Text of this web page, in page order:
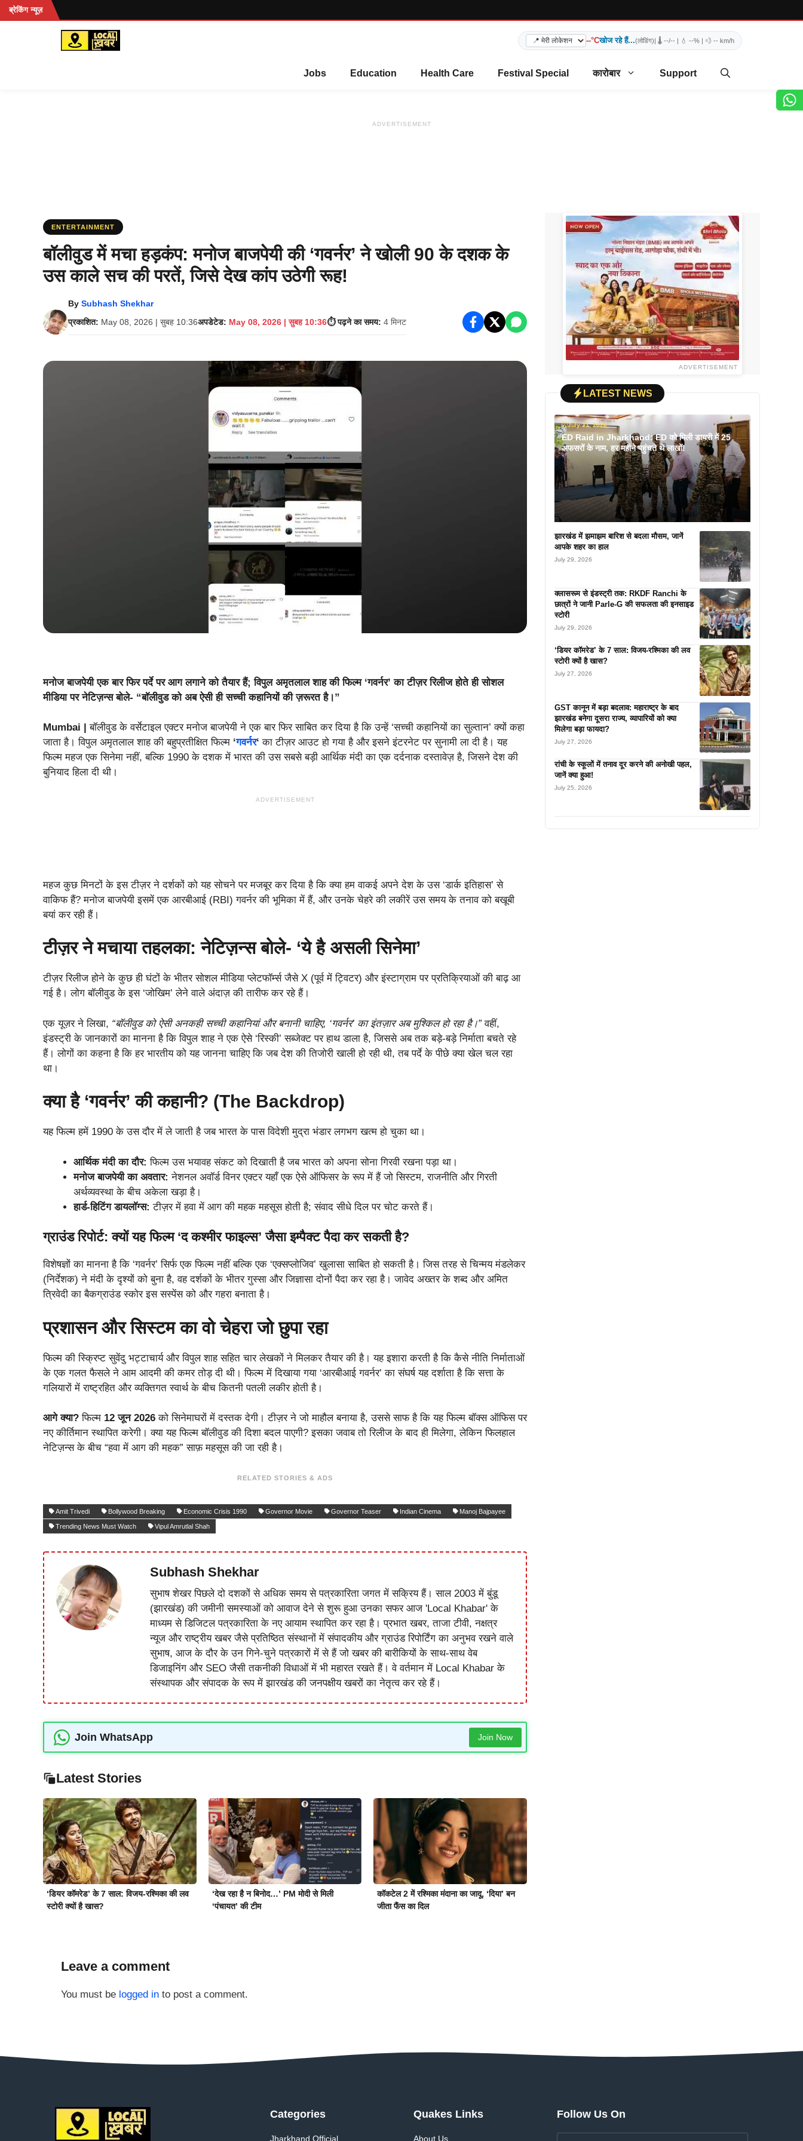
Skip
to
ब्रेकिंग न्यूज़
--°Cखोज रहे हैं...(लोडिंग)| 🌡️ --/-- | 💧 --% | 💨 -- km/h
Jobs Education Health Care Festival Special कारोबार Support
ADVERTISEMENT
ENTERTAINMENT
बॉलीवुड में मचा हड़कंप: मनोज बाजपेयी की ‘गवर्नर’ ने खोली 90 के दशक के
उस काले सच की परतें, जिसे देख कांप उठेगी रूह!
By Subhash Shekhar
प्रकाशित: May 08, 2026 | सुबह 10:36अपडेटेड: May 08, 2026 | सुबह 10:36⏱️ पढ़ने का समय: 4 मिनट
मनोज बाजपेयी एक बार फिर पर्दे पर आग लगाने को तैयार हैं; विपुल अमृतलाल शाह की फिल्म ‘गवर्नर’ का टीज़र रिलीज होते ही सोशल
मीडिया पर नेटिज़न्स बोले- “बॉलीवुड को अब ऐसी ही सच्ची कहानियों की ज़रूरत है।”
Mumbai |बॉलीवुड के वर्सेटाइल एक्टर मनोज बाजपेयी ने एक बार फिर साबित कर दिया है कि उन्हें ‘सच्ची कहानियों का सुल्तान’ क्यों कहा
जाता है। विपुल अमृतलाल शाह की बहुप्रतीक्षित फिल्म ‘गवर्नर‘ का टीज़र आउट हो गया है और इसने इंटरनेट पर सुनामी ला दी है। यह
फिल्म महज एक सिनेमा नहीं, बल्कि 1990 के दशक में भारत की उस सबसे बड़ी आर्थिक मंदी का एक दर्दनाक दस्तावेज़ है, जिसने देश की
बुनियाद हिला दी थी।
ADVERTISEMENT
महज कुछ मिनटों के इस टीज़र ने दर्शकों को यह सोचने पर मजबूर कर दिया है कि क्या हम वाकई अपने देश के उस ‘डार्क इतिहास’ से
वाकिफ हैं? मनोज बाजपेयी इसमें एक आरबीआई (RBI) गवर्नर की भूमिका में हैं, और उनके चेहरे की लकीरें उस समय के तनाव को बखूबी
बयां कर रही हैं।
टीज़र ने मचाया तहलका: नेटिज़न्स बोले- ‘ये है असली सिनेमा’
टीज़र रिलीज होने के कुछ ही घंटों के भीतर सोशल मीडिया प्लेटफॉर्म्स जैसे X (पूर्व में ट्विटर) और इंस्टाग्राम पर प्रतिक्रियाओं की बाढ़ आ
गई है। लोग बॉलीवुड के इस ‘जोखिम’ लेने वाले अंदाज़ की तारीफ कर रहे हैं।
एक यूज़र ने लिखा, “बॉलीवुड को ऐसी अनकही सच्ची कहानियां और बनानी चाहिए, ‘गवर्नर’ का इंतज़ार अब मुश्किल हो रहा है।”वहीं,
इंडस्ट्री के जानकारों का मानना है कि विपुल शाह ने एक ऐसे ‘रिस्की’ सब्जेक्ट पर हाथ डाला है, जिससे अब तक बड़े-बड़े निर्माता बचते रहे
हैं। लोगों का कहना है कि हर भारतीय को यह जानना चाहिए कि जब देश की तिजोरी खाली हो रही थी, तब पर्दे के पीछे क्या खेल चल रहा
था।
क्या है ‘गवर्नर’ की कहानी? (The Backdrop)
यह फिल्म हमें 1990 के उस दौर में ले जाती है जब भारत के पास विदेशी मुद्रा भंडार लगभग खत्म हो चुका था।
आर्थिक मंदी का दौर: फिल्म उस भयावह संकट को दिखाती है जब भारत को अपना सोना गिरवी रखना पड़ा था।
मनोज बाजपेयी का अवतार: नेशनल अवॉर्ड विनर एक्टर यहाँ एक ऐसे ऑफिसर के रूप में हैं जो सिस्टम, राजनीति और गिरती
अर्थव्यवस्था के बीच अकेला खड़ा है।
हार्ड-हिटिंग डायलॉग्स: टीज़र में हवा में आग की महक महसूस होती है; संवाद सीधे दिल पर चोट करते हैं।
ग्राउंड रिपोर्ट: क्यों यह फिल्म ‘द कश्मीर फाइल्स’ जैसा इम्पैक्ट पैदा कर सकती है?
विशेषज्ञों का मानना है कि ‘गवर्नर’ सिर्फ एक फिल्म नहीं बल्कि एक ‘एक्सप्लोजिव’ खुलासा साबित हो सकती है। जिस तरह से चिन्मय मंडलेकर
(निर्देशक) ने मंदी के दृश्यों को बुना है, वह दर्शकों के भीतर गुस्सा और जिज्ञासा दोनों पैदा कर रहा है। जावेद अख्तर के शब्द और अमित
त्रिवेदी का बैकग्राउंड स्कोर इस सस्पेंस को और गहरा बनाता है।
प्रशासन और सिस्टम का वो चेहरा जो छुपा रहा
फिल्म की स्क्रिप्ट सुवेंदु भट्टाचार्य और विपुल शाह सहित चार लेखकों ने मिलकर तैयार की है। यह इशारा करती है कि कैसे नीति निर्माताओं
के एक गलत फैसले ने आम आदमी की कमर तोड़ दी थी। फिल्म में दिखाया गया ‘आरबीआई गवर्नर’ का संघर्ष यह दर्शाता है कि सत्ता के
गलियारों में राष्ट्रहित और व्यक्तिगत स्वार्थ के बीच कितनी पतली लकीर होती है।
आगे क्या? फिल्म 12 जून 2026 को सिनेमाघरों में दस्तक देगी। टीज़र ने जो माहौल बनाया है, उससे साफ है कि यह फिल्म बॉक्स ऑफिस पर
नए कीर्तिमान स्थापित करेगी। क्या यह फिल्म बॉलीवुड की दिशा बदल पाएगी? इसका जवाब तो रिलीज के बाद ही मिलेगा, लेकिन फिलहाल
नेटिज़न्स के बीच “हवा में आग की महक” साफ़ महसूस की जा रही है।
RELATED STORIES & ADS
Amit Trivedi Bollywood Breaking Economic Crisis 1990 Governor Movie Governor Teaser Indian Cinema Manoj Bajpayee
Trending News Must Watch Vipul Amrutlal Shah
Subhash Shekhar
सुभाष शेखर पिछले दो दशकों से अधिक समय से पत्रकारिता जगत में सक्रिय हैं। साल 2003 में बुंडू
(झारखंड) की जमीनी समस्याओं को आवाज देने से शुरू हुआ उनका सफर आज 'Local Khabar' के
माध्यम से डिजिटल पत्रकारिता के नए आयाम स्थापित कर रहा है। प्रभात खबर, ताजा टीवी, नक्षत्र
न्यूज और राष्ट्रीय खबर जैसे प्रतिष्ठित संस्थानों में संपादकीय और ग्राउंड रिपोर्टिंग का अनुभव रखने वाले
सुभाष, आज के दौर के उन गिने-चुने पत्रकारों में से हैं जो खबर की बारीकियों के साथ-साथ वेब
डिजाइनिंग और SEO जैसी तकनीकी विधाओं में भी महारत रखते हैं। वे वर्तमान में Local Khabar के
संस्थापक और संपादक के रूप में झारखंड की जनपक्षीय खबरों का नेतृत्व कर रहे हैं।
Join WhatsApp Join Now
Latest Stories
‘डियर कॉमरेड’ के 7 साल: विजय-रश्मिका की लव
स्टोरी क्यों है खास?
‘देख रहा है न बिनोद…’ PM मोदी से मिली
‘पंचायत’ की टीम
कॉकटेल 2 में रश्मिका मंदाना का जादू, ‘दिया’ बन
जीता फैंस का दिल
Leave a comment
You must be logged in to post a comment.
ADVERTISEMENT
LATEST NEWS
July 31, 2026
ED Raid in Jharkhand: ED को मिली डायरी में 25
अफसरों के नाम, हर महीने पहुंचते थे लाखों!
झारखंड में झमाझम बारिश से बदला मौसम, जानें
आपके शहर का हाल
July 29, 2026
क्लासरूम से इंडस्ट्री तक: RKDF Ranchi के
छात्रों ने जानी Parle-G की सफलता की इनसाइड
स्टोरी
July 29, 2026
‘डियर कॉमरेड’ के 7 साल: विजय-रश्मिका की लव
स्टोरी क्यों है खास?
July 27, 2026
GST कानून में बड़ा बदलाव: महाराष्ट्र के बाद
झारखंड बनेगा दूसरा राज्य, व्यापारियों को क्या
मिलेगा बड़ा फायदा?
July 27, 2026
रांची के स्कूलों में तनाव दूर करने की अनोखी पहल,
जानें क्या हुआ!
July 25, 2026
Categories
Jharkhand Official
Quakes Links
About Us
Follow Us On